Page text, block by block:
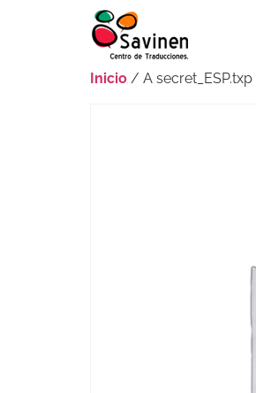
Inicio / A secret_ESP.txp